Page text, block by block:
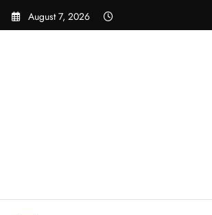
Skip
August 7, 2026